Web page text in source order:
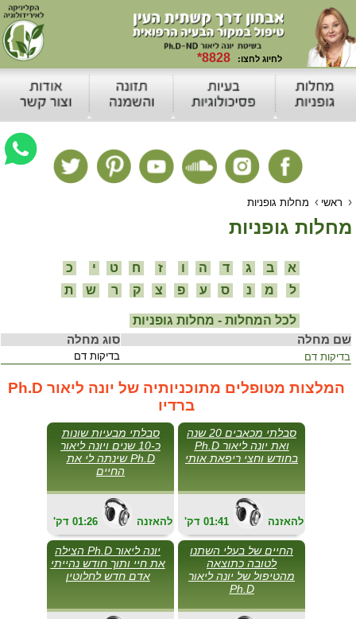
ראשי › מחלות גופניות ›
מחלות גופניות
א ב ג ד ה ו ז ח ט י
כ
ל
מ נ ס ע פ צ ק ר ש ת
לכל המחלות - מחלות גופניות
סוג מחלה שם מחלה
בדיקות דם בדיקות דם
המלצות מטופלים מתוכניותיה של יונה ליאור Ph.D
ברדיו
סבלתי מבעיות שונות
כ-10 שנים ויונה ליאור
Ph.D שינתה לי את
החיים
'דק 01:26 להאזנה
סבלתי מכאבים 20 שנה
ואת יונה ליאור Ph.D
בחודש וחצי ריפאת אותי
'דק 01:41 להאזנה
יונה ליאור Ph.D הצילה
את חיי ותוך חודש נהייתי
אדם חדש לחלוטין
החיים של בעלי השתנו
לטובה כתוצאה
מהטיפול של יונה ליאור
Ph.D